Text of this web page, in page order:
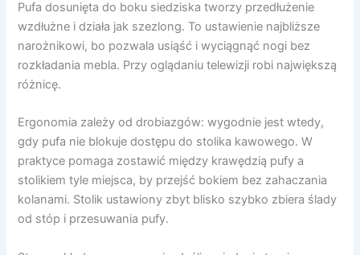
Pufa dosunięta do boku siedziska tworzy przedłużenie
wzdłużne i działa jak szezlong. To ustawienie najbliższe
narożnikowi, bo pozwala usiąść i wyciągnąć nogi bez
rozkładania mebla. Przy oglądaniu telewizji robi największą
różnicę.
Ergonomia zależy od drobiazgów: wygodnie jest wtedy,
gdy pufa nie blokuje dostępu do stolika kawowego. W
praktyce pomaga zostawić między krawędzią pufy a
stolikiem tyle miejsca, by przejść bokiem bez zahaczania
kolanami. Stolik ustawiony zbyt blisko szybko zbiera ślady
od stóp i przesuwania pufy.